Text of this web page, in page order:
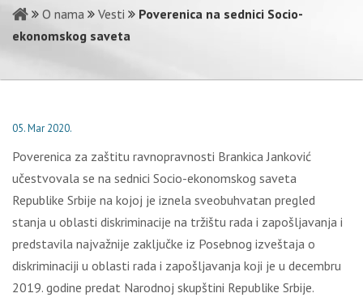
O nama Vesti
Poverenica na sednici Socio-
ekonomskog saveta
05. Mar 2020.
Poverenica za zaštitu ravnopravnosti Brankica Janković
učestvovala se na sednici Socio-ekonomskog saveta
Republike Srbije na kojoj je iznela sveobuhvatan pregled
stanja u oblasti diskriminacije na tržištu rada i zapošljavanja i
predstavila najvažnije zaključke iz Posebnog izveštaja o
diskriminaciji u oblasti rada i zapošljavanja koji je u decembru
2019. godine predat Narodnoj skupštini Republike Srbije.